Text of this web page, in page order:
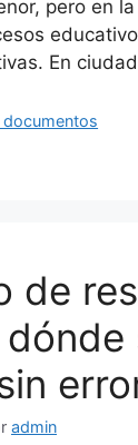
pero en
En
de
admin